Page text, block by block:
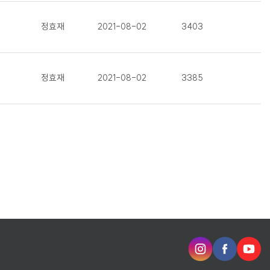
정효재 2021-08-02 3403
정효재 2021-08-02 3385
인
스
페
이
유